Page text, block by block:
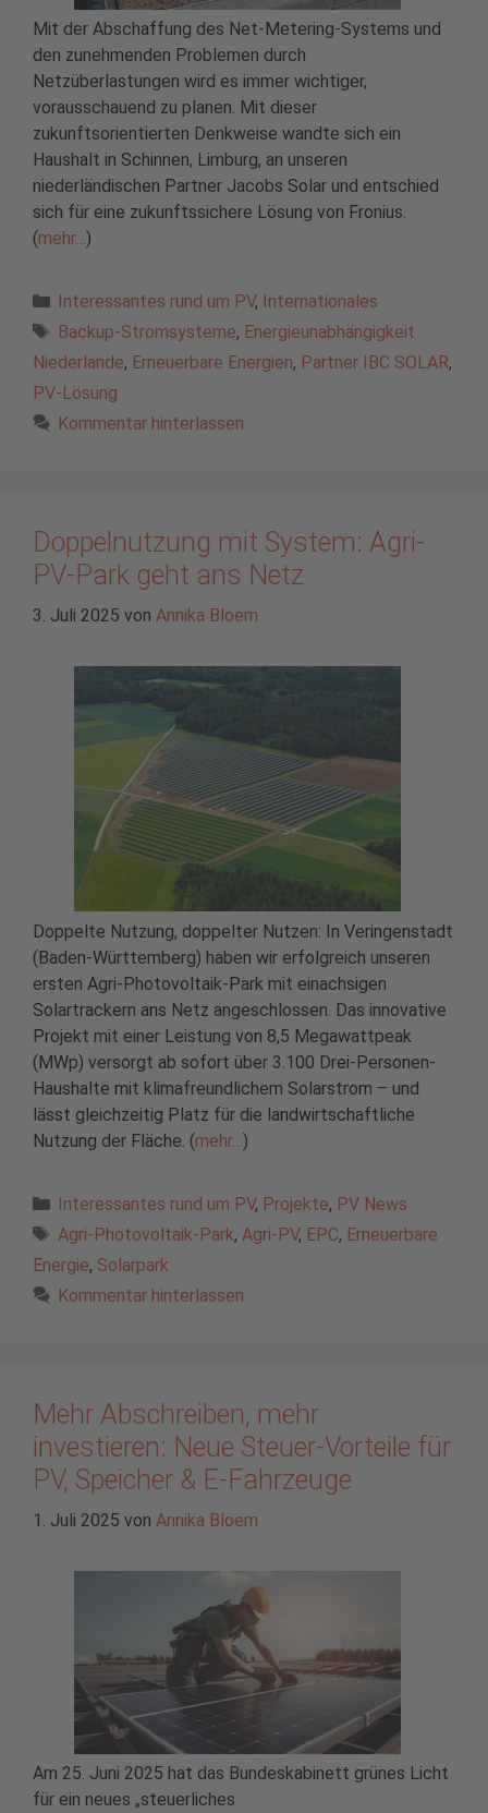
Mit der Abschaffung des Net-Metering-Systems und
den zunehmenden Problemen durch
Netzüberlastungen wird es immer wichtiger,
vorausschauend zu planen. Mit dieser
zukunftsorientierten Denkweise wandte sich ein
Haushalt in Schinnen, Limburg, an unseren
niederländischen Partner Jacobs Solar und entschied
sich für eine zukunftssichere Lösung von Fronius.
(mehr…)
Kategorien
Interessantes rund um PV, Internationales
Schlagwörter
Backup-Stromsysteme, Energieunabhängigkeit
Niederlande, Erneuerbare Energien, Partner IBC SOLAR,
PV-Lösung
Kommentar hinterlassen
Doppelnutzung mit System: Agri-
PV-Park geht ans Netz
3. Juli 2025 von Annika Bloem
Doppelte Nutzung, doppelter Nutzen: In Veringenstadt
(Baden-Württemberg) haben wir erfolgreich unseren
ersten Agri-Photovoltaik-Park mit einachsigen
Solartrackern ans Netz angeschlossen. Das innovative
Projekt mit einer Leistung von 8,5 Megawattpeak
(MWp) versorgt ab sofort über 3.100 Drei-Personen-
Haushalte mit klimafreundlichem Solarstrom – und
lässt gleichzeitig Platz für die landwirtschaftliche
Nutzung der Fläche. (mehr… )
Kategorien
Interessantes rund um PV, Projekte, PV News
Schlagwörter
Agri-Photovoltaik-Park, Agri-PV, EPC, Erneuerbare
Energie, Solarpark
Kommentar hinterlassen
Mehr Abschreiben, mehr
investieren: Neue Steuer-Vorteile für
PV, Speicher & E-Fahrzeuge
1. Juli 2025 von Annika Bloem
Am 25. Juni 2025 hat das Bundeskabinett grünes Licht
für ein neues „steuerliches